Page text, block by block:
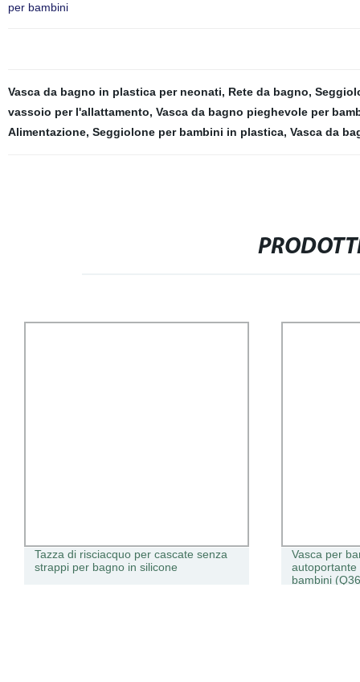
per bambini
Vasca da bagno in plastica per neonati, Rete da bagno,
vassoio per l'allattamento, Vasca da bagno pieghevole per
Alimentazione, Seggiolone per bambini in plastica, Vasca da
Tazza di risciacquo per cascate senza
strappi per bagno in silicone
Vasca per
autoportante
bambini